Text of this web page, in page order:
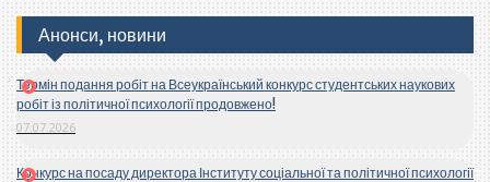
Анонси, новини
Термін подання робіт на Всеукраїнський конкурс студентських наукових
робіт із політичної психології продовжено!
07.07.2026
Конкурс на посаду директора Інституту соціальної та політичної психології